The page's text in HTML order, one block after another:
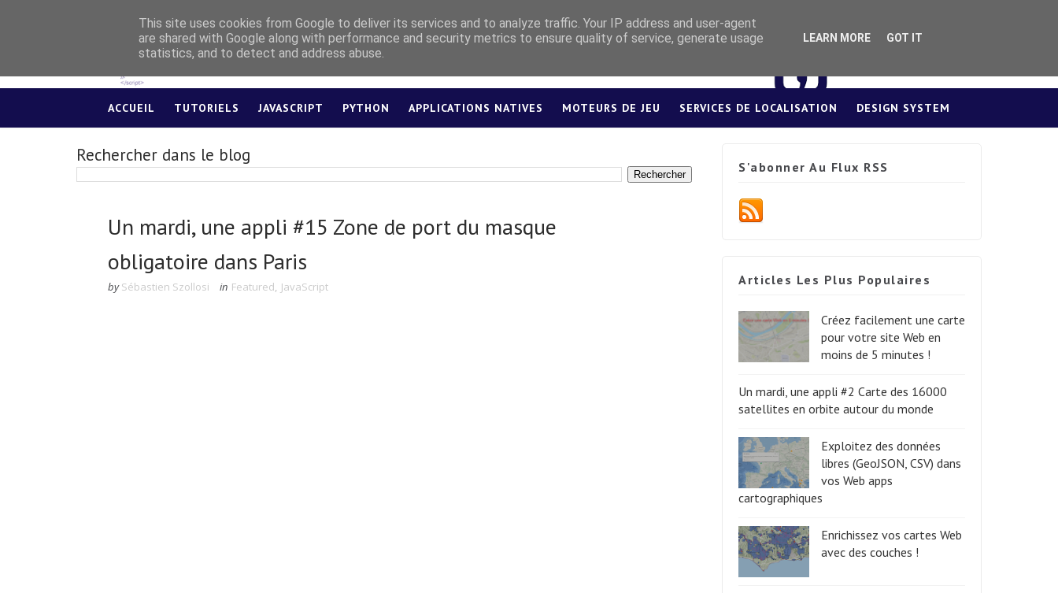
ACCUEIL TUTORIELS JAVASCRIPT PYTHON APPLICATIONS NATIVES MOTEURS DE JEU SERVICES DE LOCALISATION DESIGN SYSTEM
Rechercher dans le blog
Un mardi, une appli #15 Zone de port du masque
obligatoire dans Paris
by Sébastien Szollosi in Featured, JavaScript
S'abonner Au Flux RSS
Articles Les Plus Populaires
Créez facilement une carte
pour votre site Web en
moins de 5 minutes !
Un mardi, une appli #2 Carte des 16000
satellites en orbite autour du monde
Exploitez des données
libres (GeoJSON, CSV) dans
vos Web apps
cartographiques
Enrichissez vos cartes Web
avec des couches !
This site uses cookies from Google to deliver its services and to analyze traffic. Your IP address and user-agent
are shared with Google along with performance and security metrics to ensure quality of service, generate usage
statistics, and to detect and address abuse.
LEARN MORE GOT IT